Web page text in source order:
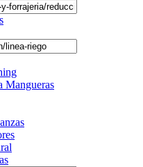
Mangueras